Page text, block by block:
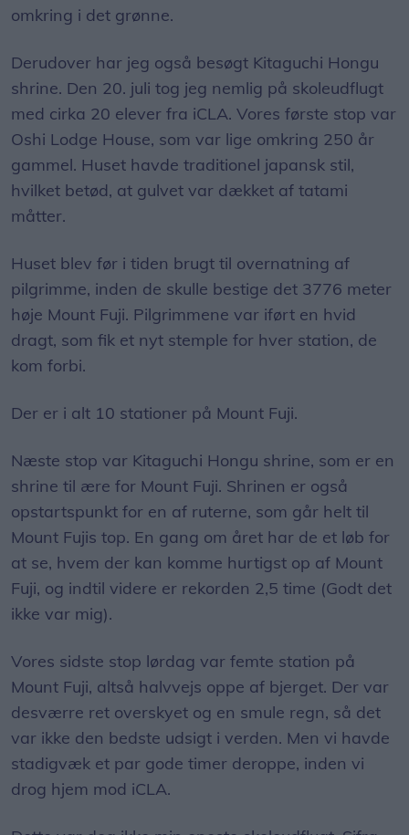
omkring i det grønne.
Derudover har jeg også besøgt Kitaguchi Hongu
shrine. Den 20. juli tog jeg nemlig på skoleudflugt
med cirka 20 elever fra iCLA. Vores første stop var
Oshi Lodge House, som var lige omkring 250 år
gammel. Huset havde traditionel japansk stil,
hvilket betød, at gulvet var dækket af tatami
måtter.
Huset blev før i tiden brugt til overnatning af
pilgrimme, inden de skulle bestige det 3776 meter
høje Mount Fuji. Pilgrimmene var iført en hvid
dragt, som fik et nyt stemple for hver station, de
kom forbi.
Der er i alt 10 stationer på Mount Fuji.
Næste stop var Kitaguchi Hongu shrine, som er en
shrine til ære for Mount Fuji. Shrinen er også
opstartspunkt for en af ruterne, som går helt til
Mount Fujis top. En gang om året har de et løb for
at se, hvem der kan komme hurtigst op af Mount
Fuji, og indtil videre er rekorden 2,5 time (Godt det
ikke var mig).
Vores sidste stop lørdag var femte station på
Mount Fuji, altså halvvejs oppe af bjerget. Der var
desværre ret overskyet og en smule regn, så det
var ikke den bedste udsigt i verden. Men vi havde
stadigvæk et par gode timer deroppe, inden vi
drog hjem mod iCLA.